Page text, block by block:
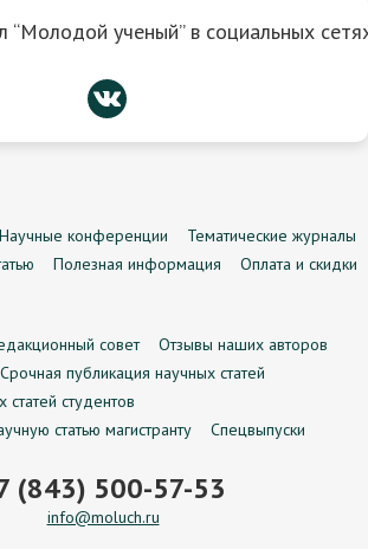
“Молодой ученый” в социальных
Научные конференции
Тематические журналы
Полезная информация
Оплата и скидки
совет
Отзывы наших авторов
Срочная публикация научных статей
студентов
статью магистранту
Спецвыпуски
(843) 500-57-53
info@moluch.ru